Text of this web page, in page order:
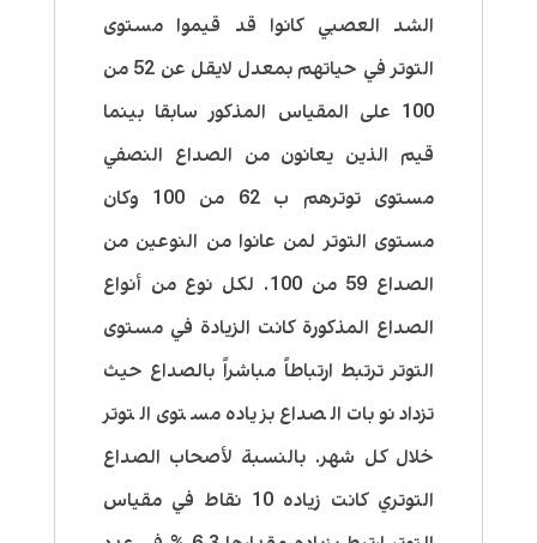
الشد العصبي كانوا قد قيموا مستوى
التوتر في حياتهم بمعدل لايقل عن 52 من
100 على المقياس المذكور سابقا بينما
قيم الذين يعانون من الصداع النصفي
مستوى توترهم ب 62 من 100 وكان
مستوى التوتر لمن عانوا من النوعين من
الصداع 59 من 100. لكل نوع من أنواع
الصداع المذكورة كانت الزيادة في مستوى
التوتر ترتبط ارتباطاً مباشراً بالصداع حيث
تزداد نوبات الصداع بزياده مستوى التوتر
خلال كل شهر. بالنسبة لأصحاب الصداع
التوتري كانت زياده 10 نقاط في مقياس